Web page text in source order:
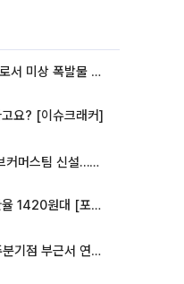
미상 폭발물 발견
요? [이슈크래커]
‘글로벌 판매망’ 확대[K뷰티 라방戰]
코스피 4.58% 하락, 환율 1420원대 [포토]
서 연이은 추돌사고 발생